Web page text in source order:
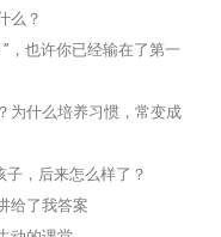
么？
，也许你已经输在了第一
为什么培养习惯，常变成
子，后来怎么样了？
给了我答案